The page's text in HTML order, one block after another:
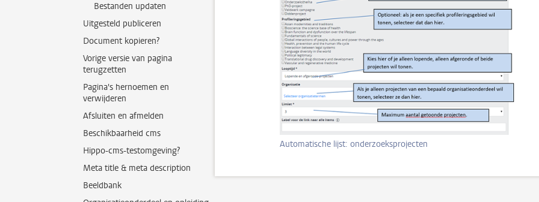
Bestanden updaten
Uitgesteld publiceren
Document kopieren?
Vorige versie van pagina
terugzetten
Pagina's hernoemen en
verwijderen
Afsluiten en afmelden
Beschikbaarheid cms
Hippo-cms-testomgeving?
Meta title & meta description
Beeldbank
Automatische lijst: onderzoeksprojecten